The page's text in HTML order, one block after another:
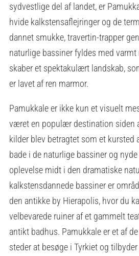
sydvestlige del af landet, er
hvide kalkstensaflejringer og de
dannet smukke, travertin-trapper
naturlige bassiner fyldes med
skaber et spektakulært landskab,
er lavet af ren marmor.
Pamukkale er ikke kun et visuelt
været en populær destination siden
kilder blev betragtet som et kursted
bade i de naturlige bassiner og
oplevelse midt i den dramatiske
kalkstensdannede bassiner er
den antikke by Hierapolis, hvor du
velbevarede ruiner af et gammelt
antikt badhus. Pamukkale er et af
steder at besøge i Tyrkiet og